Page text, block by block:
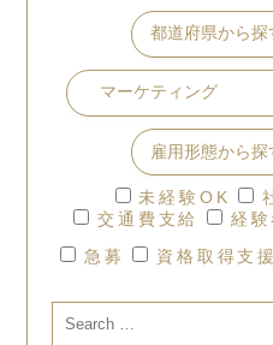
未経験OK
交通費支給
経験
急募
資格取得支